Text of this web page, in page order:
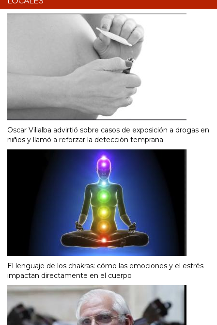
Oscar Villalba advirtió sobre casos de exposición a drogas en
niños y llamó a reforzar la detección temprana
El lenguaje de los chakras: cómo las emociones y el estrés
impactan directamente en el cuerpo